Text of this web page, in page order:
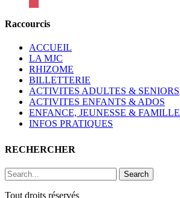
Raccourcis
ACCUEIL
LA MJC
RHIZOME
BILLETTERIE
ACTIVITES ADULTES & SENIORS
ACTIVITES ENFANTS & ADOS
ENFANCE, JEUNESSE & FAMILLE
INFOS PRATIQUES
RECHERCHER
Search
Tout droits réservés